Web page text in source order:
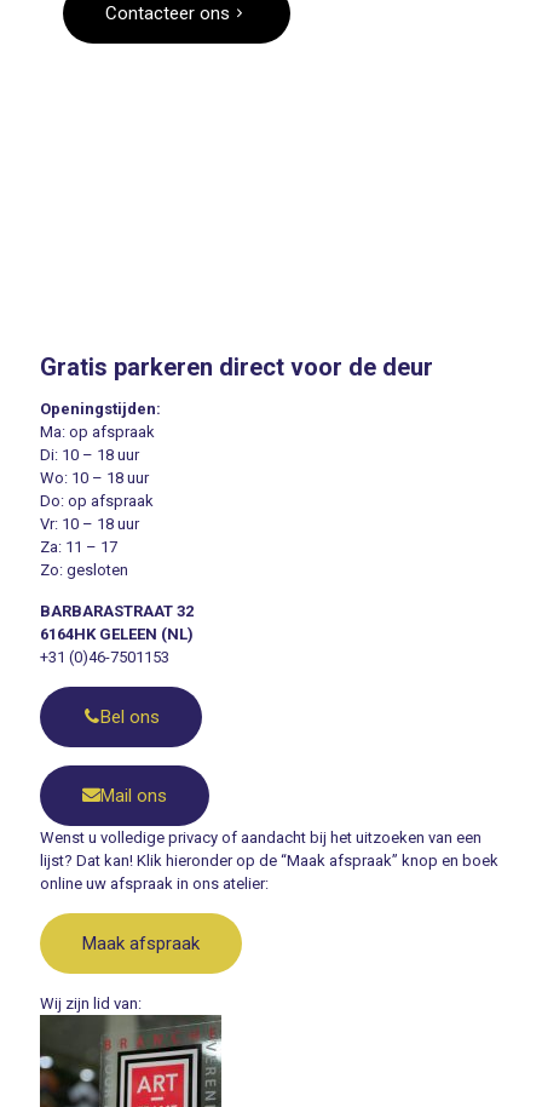
Contacteer ons
Gratis parkeren direct voor de deur
Openingstijden:
Ma: op afspraak
Di: 10 – 18 uur
Wo: 10 – 18 uur
Do: op afspraak
Vr: 10 – 18 uur
Za: 11 – 17
Zo: gesloten
BARBARASTRAAT 32
6164HK GELEEN (NL)
+31 (0)46-7501153
Bel ons
Mail ons
Wenst u volledige privacy of aandacht bij het uitzoeken van een
lijst? Dat kan! Klik hieronder op de “Maak afspraak” knop en boek
online uw afspraak in ons atelier:
Maak afspraak
Wij zijn lid van: